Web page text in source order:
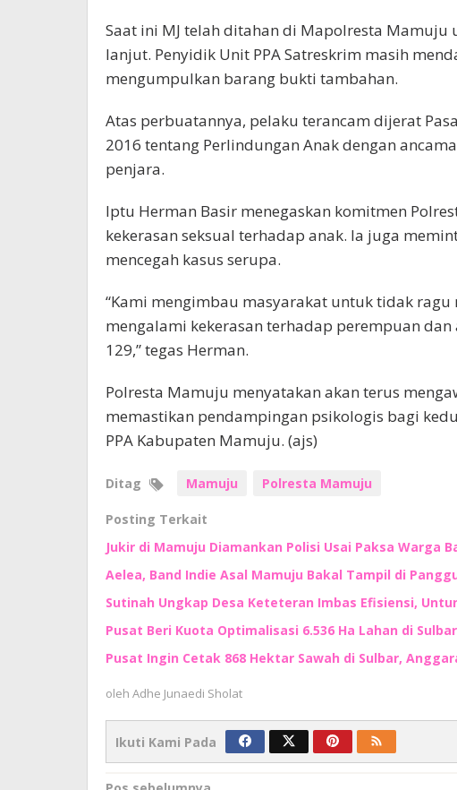
Saat ini MJ telah ditahan di Mapolresta
lanjut. Penyidik Unit PPA Satreskrim masih
mengumpulkan barang bukti tambahan.
Atas perbuatannya, pelaku terancam dijerat
2016 tentang Perlindungan Anak dengan
penjara.
Iptu Herman Basir menegaskan komitmen
kekerasan seksual terhadap anak. Ia juga
mencegah kasus serupa.
“Kami mengimbau masyarakat untuk tidak
mengalami kekerasan terhadap perempuan dan
129,” tegas Herman.
Polresta Mamuju menyatakan akan terus
memastikan pendampingan psikologis bagi
PPA Kabupaten Mamuju. (ajs)
Ditag Mamuju Polresta Mamuju
Posting Terkait
Jukir di Mamuju Diamankan Polisi Usai Paksa Warga
Aelea, Band Indie Asal Mamuju Bakal Tampil di
Sutinah Ungkap Desa Keteteran Imbas Efisiensi,
Pusat Beri Kuota Optimalisasi 6.536 Ha Lahan di
Pusat Ingin Cetak 868 Hektar Sawah di Sulbar,
oleh Adhe Junaedi Sholat
Ikuti Kami Pada